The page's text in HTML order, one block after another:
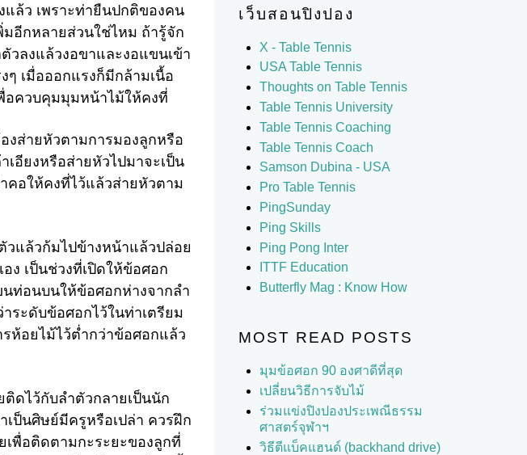
ล้ว เพราะท่ายืนปกติของคน
มอีกหลายส่วนใช่ไหม ถ้ารู้จัก
วลงแล้วงอขาและงอแขนเข้า
เมื่อออกแรงก็มีกล้ามเนื้อ
อควบคุมมุมหน้าไม้ให้คงที่
งส่ายหัวตามการมองลูกหรือ
อียงหรือส่ายหัวไปมาจะเป็น
คอให้คงที่ไว้แล้วส่ายหัวตาม
แล้วก้มไปข้างหน้าแล้วปล่อย
ง เป็นช่วงที่เปิดให้ข้อศอก
นท่อนบนให้ข้อศอกห่างจากลำ
ระดับข้อศอกไว้ในท่าเตรียม
ห้อยไม้ไว้ต่ำกว่าข้อศอกแล้ว
ดไว้กับลำตัวกลายเป็นนัก
ป็นศิษย์มีครูหรือเปล่า ควรฝึก
พื่อติดตามกะระยะของลูกที่
เว็บสอนปิงปอง
X - Table Tennis
USA Table Tennis
Thoughts on Table Tennis
Table Tennis University
Table Tennis Coaching
Table Tennis Coach
Samson Dubina - USA
Pro Table Tennis
PingSunday
Ping Skills
Ping Pong Inter
ITTF Education
Butterfly Mag : Know How
MOST READ POSTS
มุมข้อศอก 90 องศาดีที่สุด
เปลี่ยนวิธีการจับไม้
ร่วมแข่งปิงปองประเพณีธรรม
ศาสตร์จุฬาฯ
วิธีตีแบ็คแฮนด์ (backhand drive)